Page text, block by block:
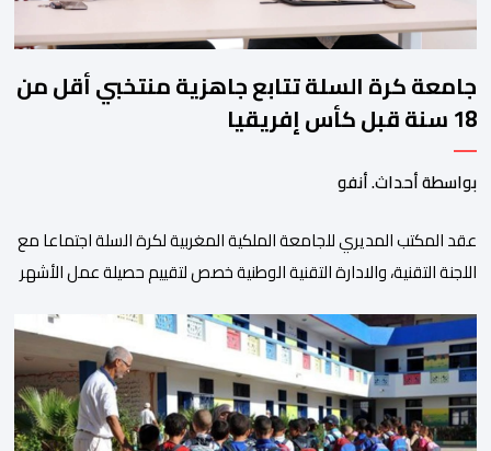
جامعة كرة السلة تتابع جاهزية منتخبي أقل من
18 سنة قبل كأس إفريقيا
بواسطة أحداث. أنفو
عقد المكتب المديري للجامعة الملكية المغربية لكرة السلة اجتماعا مع
اللجنة التقنية، والادارة التقنية الوطنية خصص لتقييم حصيلة عمل الأشهر
المنتخبات الوطنية خلال الفترة الأخيرة. وشهد الاجتماع تقديم عرض
مفصل حول مشاركة المنتخبين الوطنيين لأقل من 18 سنة، إناثا وذكورا،
من طرف اللجنة التقنية التي واكبت كل […]